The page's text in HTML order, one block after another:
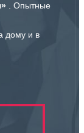
. Опытные
дому и в